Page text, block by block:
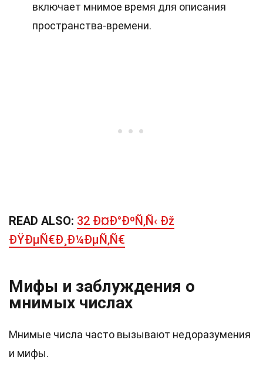
включает мнимое время для описания
пространства-времени.
READ ALSO: 32 Ð¤Ð°ÐºÑ‚Ñ‹ Ðž
ÐŸÐµÑ€Ð¸Ð¼ÐµÑ‚Ñ€
Мифы и заблуждения о
мнимых числах
Мнимые числа часто вызывают недоразумения
и мифы.